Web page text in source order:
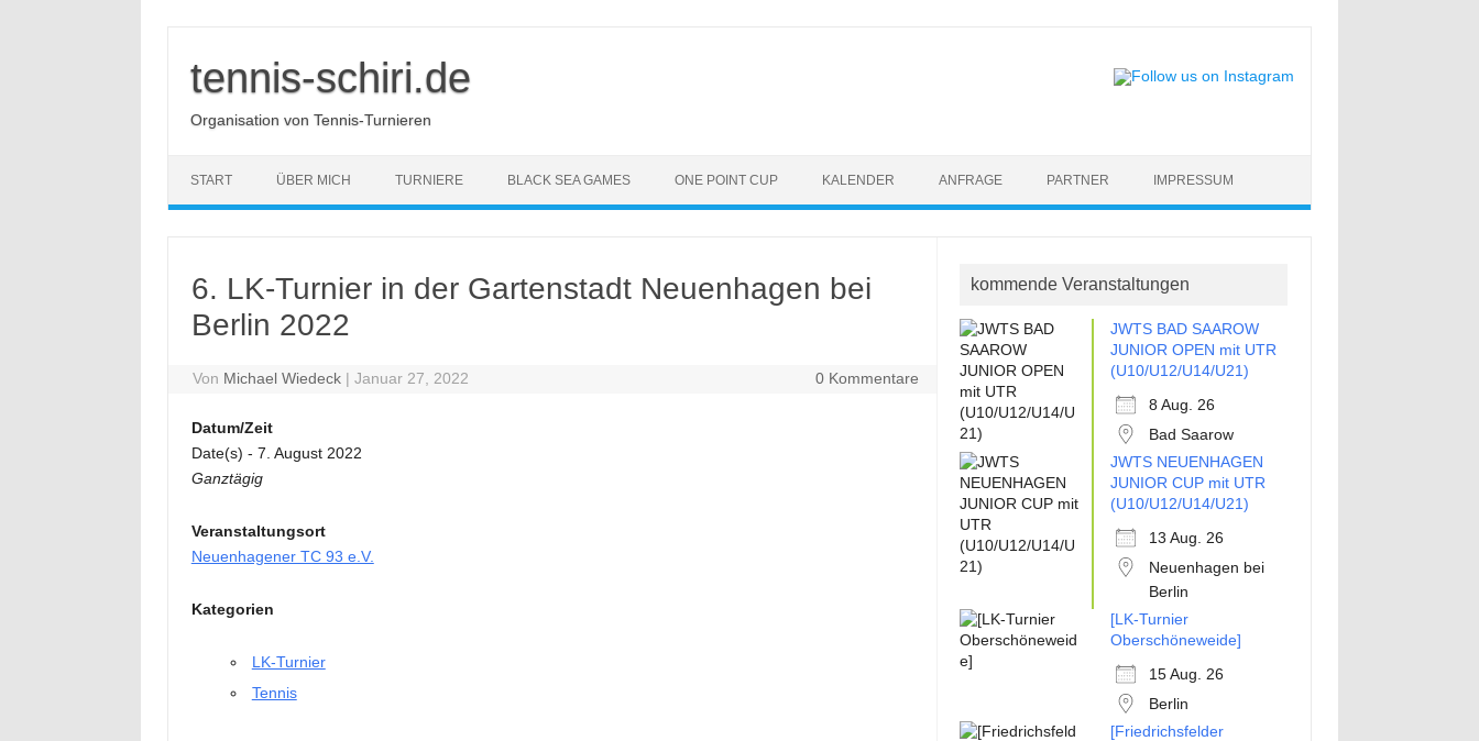
springen
tennis-schiri.de
Organisation von Tennis-Turnieren
START ÜBER MICH TURNIERE BLACK SEA GAMES ONE POINT CUP KALENDER ANFRAGE PARTNER IMPRESSUM
6. LK-Turnier in der Gartenstadt Neuenhagen bei
Berlin 2022
Von Michael Wiedeck | Januar 27, 2022 0 Kommentare
Datum/Zeit
Date(s) - 7. August 2022
Ganztägig
Veranstaltungsort
Neuenhagener TC 93 e.V.
Kategorien
LK-Turnier
Tennis
kommende Veranstaltungen
JWTS BAD SAAROW
JUNIOR OPEN mit UTR
(U10/U12/U14/U21)
8 Aug. 26
Bad Saarow
JWTS NEUENHAGEN
JUNIOR CUP mit UTR
(U10/U12/U14/U21)
13 Aug. 26
Neuenhagen bei
Berlin
[LK-Turnier
Oberschöneweide]
15 Aug. 26
Berlin
[Friedrichsfelder